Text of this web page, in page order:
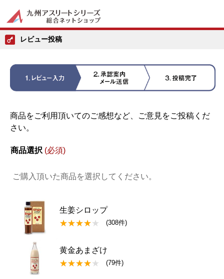
レビュー投稿
商品をご利用頂いてのご感想など、ご意見をご投稿くだ
さい。
商品選択 (必須)
ご購入頂いた商品を選択してください。
生姜シロップ
(308件)
黄金あまざけ
(79件)